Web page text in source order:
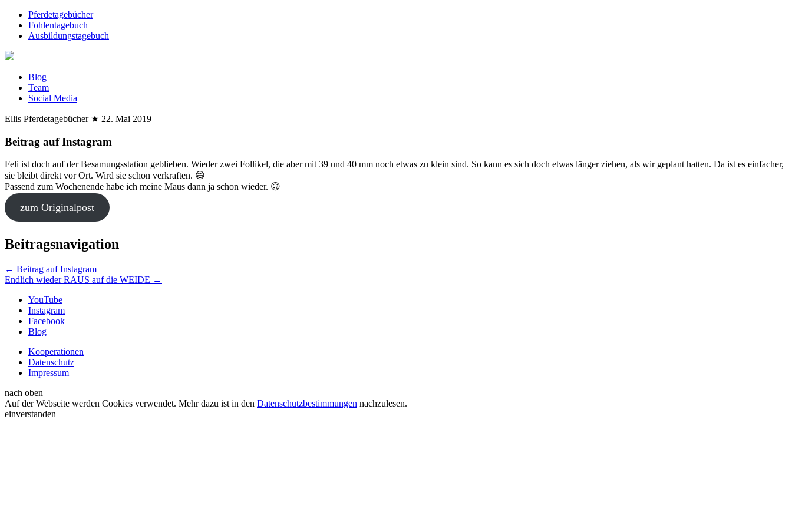
Pferdetagebücher
Fohlentagebuch
Ausbildungstagebuch
Blog
Team
Social Media
Ellis Pferdetagebücher ★ 22. Mai 2019
Beitrag auf Instagram
Feli ist doch auf der Besamungsstation geblieben. Wieder zwei Follikel, die aber mit 39 und 40 mm noch etwas zu klein sind. So kann es sich doch etwas länger ziehen, als wir geplant hatten. Da ist es einfacher,
sie bleibt direkt vor Ort. Wird sie schon verkraften. 😄
Passend zum Wochenende habe ich meine Maus dann ja schon wieder. 🙃
zum Originalpost
Beitragsnavigation
← Beitrag auf Instagram
Endlich wieder RAUS auf die WEIDE →
YouTube
Instagram
Facebook
Blog
Kooperationen
Datenschutz
Impressum
nach oben
Auf der Webseite werden Cookies verwendet. Mehr dazu ist in den Datenschutzbestimmungen nachzulesen.
einverstanden